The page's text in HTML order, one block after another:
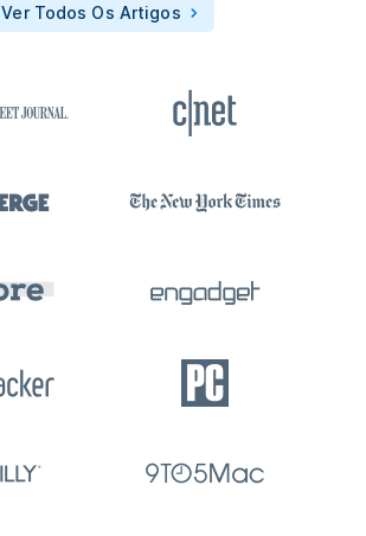
Ver Todos Os Artigos